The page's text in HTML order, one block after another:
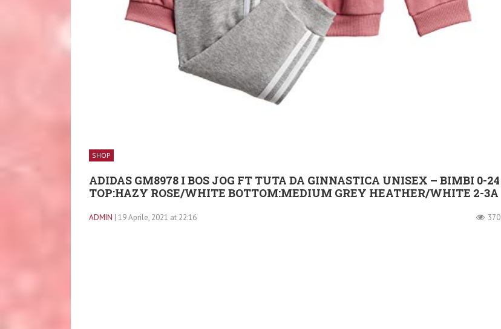
SHOP
ADIDAS GM8978 I BOS JOG FT TUTA DA GINNASTICA UNISEX – BIMBI 0-24
TOP:HAZY ROSE/WHITE BOTTOM:MEDIUM GREY HEATHER/WHITE 2-3A
ADMIN | 19 Aprile, 2021 at 22:16 370